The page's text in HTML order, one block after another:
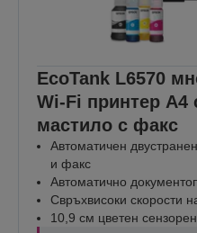
EcoTank L6570
Wi-Fi принтер A4
мастило с факс
Автоматичен
и факс
Автоматично
Свръхвисоки скорости
10,9 см цветен